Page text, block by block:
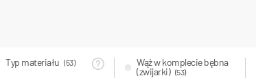
Typ materiału (53)
Wąż w komplecie bębna
(zwijarki) (53)